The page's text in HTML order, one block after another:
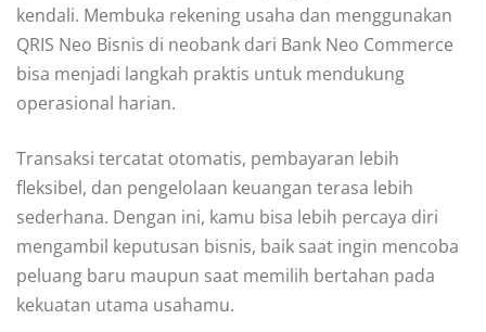
kendali. Membuka rekening usaha dan menggunakan
QRIS Neo Bisnis di neobank dari Bank Neo Commerce
bisa menjadi langkah praktis untuk mendukung
operasional harian.
Transaksi tercatat otomatis, pembayaran lebih
fleksibel, dan pengelolaan keuangan terasa lebih
sederhana. Dengan ini, kamu bisa lebih percaya diri
mengambil keputusan bisnis, baik saat ingin mencoba
peluang baru maupun saat memilih bertahan pada
kekuatan utama usahamu.